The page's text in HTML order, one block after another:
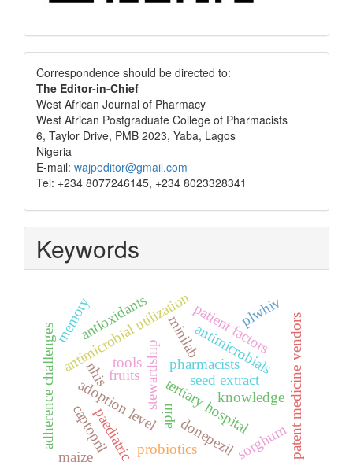
Correspondence
Correspondence should be directed to:
The Editor-in-Chief
West African Journal of Pharmacy
West African Postgraduate College of Pharmacists
6, Taylor Drive, PMB 2023, Yaba, Lagos
Nigeria
E-mail: wajpeditor@gmail.com
Tel: +234 8077246145, +234 8023328341
Keywords
antimicrobials
stewardship pharmacists
tools
minilab
adoption leveltertiary hospitalknowledge patent medicine vendors
antimicrobial utilization
paediatric
patient factors
apin
plwhiv
adherence challenges seed extract
fruits
antioxidants
captopril donepezil
memory
probiotics sorghum
maize
nhis